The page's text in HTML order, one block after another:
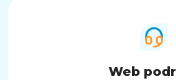
Web